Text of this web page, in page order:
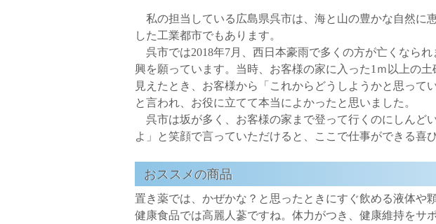
私の担当している広島県呉市は、海と山の豊かな自然に
した工業都市でもあります。
呉市では2018年7月、西日本豪雨で多くの方が亡くなら
興を願っています。当時、お客様の家に入った1ｍ以上の
見えたとき、お客様から「これからどうしようかと思って
と言われ、お役に立てて本当によかったと思いました。
呉市は坂が多く、お客様の家まで登って行くのにしんど
よ」と笑顔で言っていただけると、ここで仕事ができる喜
おススメの商品
置き薬では、かぜかな？と思ったときにすぐ飲める液体や
健康食品では高麗人蔘ですね。体力がつき、健康維持をサ